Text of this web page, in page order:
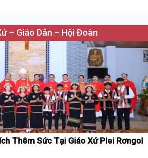
– Giáo Dân – Hội Đoàn
Thêm Sức Tại Giáo Xứ Plei Rơngol